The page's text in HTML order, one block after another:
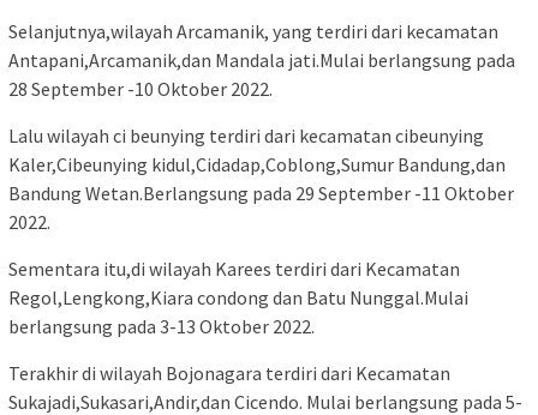
Selanjutnya,wilayah Arcamanik, yang terdiri dari kecamatan
Antapani,Arcamanik,dan Mandala jati.Mulai berlangsung pada
28 September -10 Oktober 2022.
Lalu wilayah ci beunying terdiri dari kecamatan cibeunying
Kaler,Cibeunying kidul,Cidadap,Coblong,Sumur Bandung,dan
Bandung Wetan.Berlangsung pada 29 September -11 Oktober
2022.
Sementara itu,di wilayah Karees terdiri dari Kecamatan
Regol,Lengkong,Kiara condong dan Batu Nunggal.Mulai
berlangsung pada 3-13 Oktober 2022.
Terakhir di wilayah Bojonagara terdiri dari Kecamatan
Sukajadi,Sukasari,Andir,dan Cicendo. Mulai berlangsung pada 5-